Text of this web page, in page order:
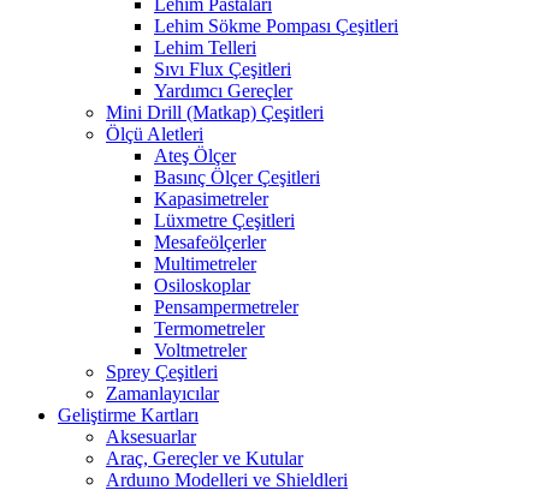
Lehim Pastaları
Lehim Sökme Pompası Çeşitleri
Lehim Telleri
Sıvı Flux Çeşitleri
Yardımcı Gereçler
Mini Drill (Matkap) Çeşitleri
Ölçü Aletleri
Ateş Ölçer
Basınç Ölçer Çeşitleri
Kapasimetreler
Lüxmetre Çeşitleri
Mesafeölçerler
Multimetreler
Osiloskoplar
Pensampermetreler
Termometreler
Voltmetreler
Sprey Çeşitleri
Zamanlayıcılar
Geliştirme Kartları
Aksesuarlar
Araç, Gereçler ve Kutular
Arduıno Modelleri ve Shieldleri